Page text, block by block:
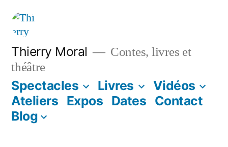
Thierry Moral
Contes, livres et
théâtre
Spectacles Livres
Vidéos
Ateliers Expos Dates Contact
Blog